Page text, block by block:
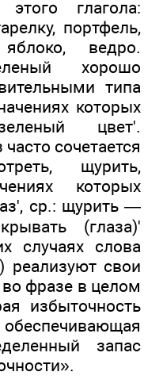
глагола:
портфель,
ведро.
хорошо
типа
которых
цвет'.
сочетается
щурить,
которых
ср.: щурить —
(глаза)'
случаях слова
реализуют свои
фразе в целом
избыточность
запас